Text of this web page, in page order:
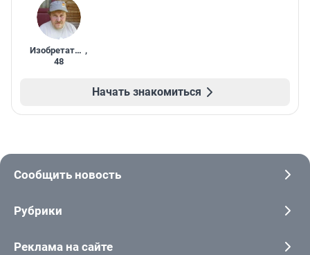
Изобретатель ,
48
Начать знакомиться
Сообщить новость
Рубрики
Реклама на сайте